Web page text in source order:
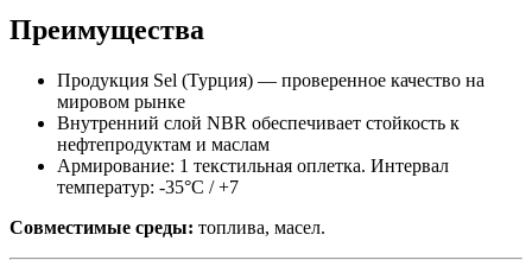
Преимущества
Продукция Sel (Турция) — проверенное качество на
мировом рынке
Внутренний слой NBR обеспечивает стойкость к
нефтепродуктам и маслам
Армирование: 1 текстильная оплетка. Интервал
температур: -35°C / +7
Совместимые среды: топлива, масел.